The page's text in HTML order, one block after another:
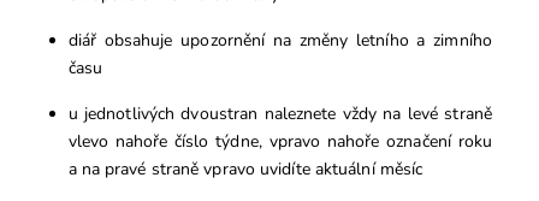
diář obsahuje upozornění na změny letního a zimního
času
u jednotlivých dvoustran naleznete vždy na levé straně
vlevo nahoře číslo týdne, vpravo nahoře označení roku
a na pravé straně vpravo uvidíte aktuální měsíc